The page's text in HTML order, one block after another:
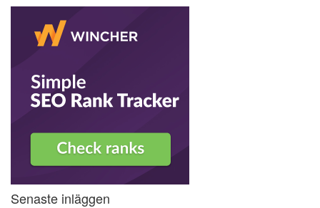
Senaste inläggen